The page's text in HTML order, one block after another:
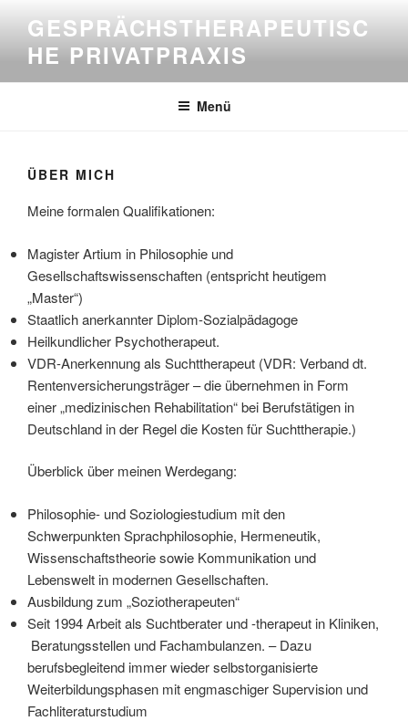
Inhalt
springen
GESPRÄCHSTHERAPEUTISC
HE PRIVATPRAXIS
Menü
ÜBER MICH
Meine formalen Qualifikationen:
Magister Artium in Philosophie und
Gesellschaftswissenschaften (entspricht heutigem
„Master“)
Staatlich anerkannter Diplom-Sozialpädagoge
Heilkundlicher Psychotherapeut.
VDR-Anerkennung als Suchttherapeut (VDR: Verband dt.
Rentenversicherungsträger – die übernehmen in Form
einer „medizinischen Rehabilitation“ bei Berufstätigen in
Deutschland in der Regel die Kosten für Suchttherapie.)
Überblick über meinen Werdegang:
Philosophie- und Soziologiestudium mit den
Schwerpunkten Sprachphilosophie, Hermeneutik,
Wissenschaftstheorie sowie Kommunikation und
Lebenswelt in modernen Gesellschaften.
Ausbildung zum „Soziotherapeuten“
Seit 1994 Arbeit als Suchtberater und -therapeut in Kliniken,
Beratungsstellen und Fachambulanzen. – Dazu
berufsbegleitend immer wieder selbstorganisierte
Weiterbildungsphasen mit engmaschiger Supervision und
Fachliteraturstudium